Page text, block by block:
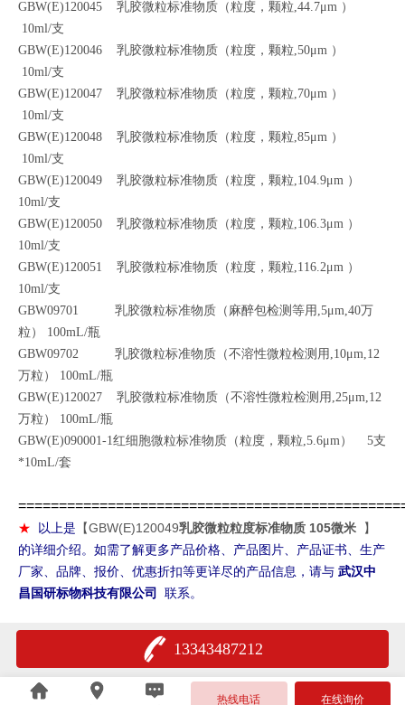
GBW(E)120045 乳胶微粒标准物质（粒度，颗粒,44.7μm ）
10ml/支
GBW(E)120046 乳胶微粒标准物质（粒度，颗粒,50μm ）
10ml/支
GBW(E)120047 乳胶微粒标准物质（粒度，颗粒,70μm ）
10ml/支
GBW(E)120048 乳胶微粒标准物质（粒度，颗粒,85μm ）
10ml/支
GBW(E)120049 乳胶微粒标准物质（粒度，颗粒,104.9μm ）
10ml/支
GBW(E)120050 乳胶微粒标准物质（粒度，颗粒,106.3μm ）
10ml/支
GBW(E)120051 乳胶微粒标准物质（粒度，颗粒,116.2μm ）
10ml/支
GBW09701 乳胶微粒标准物质（麻醉包检测等用,5μm,40万
粒） 100mL/瓶
GBW09702 乳胶微粒标准物质（不溶性微粒检测用,10μm,12
万粒） 100mL/瓶
GBW(E)120027 乳胶微粒标准物质（不溶性微粒检测用,25μm,12
万粒） 100mL/瓶
GBW(E)090001-1红细胞微粒标准物质（粒度，颗粒,5.6μm） 5支
*10mL/套
★ 以上是 【GBW(E)120049乳胶微粒粒度标准物质 105微米
】
的详细介绍。如需了解更多产品价格、产品图片、产品证书、生产
厂家、品牌、报价、优惠折扣等更详尽的产品信息，请与 武汉中
昌国研标物科技有限公司
联系。
13343487212
热线电话 在线询价